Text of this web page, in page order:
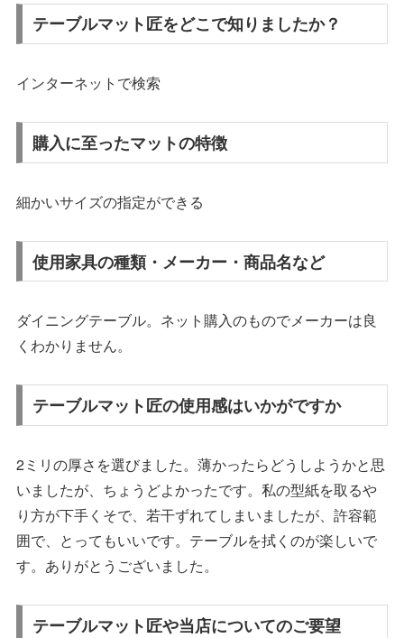
テーブルマット匠をどこで知りましたか？
インターネットで検索
購入に至ったマットの特徴
細かいサイズの指定ができる
使用家具の種類・メーカー・商品名など
ダイニングテーブル。ネット購入のものでメーカーは良
くわかりません。
テーブルマット匠の使用感はいかがですか
2ミリの厚さを選びました。薄かったらどうしようかと思
いましたが、ちょうどよかったです。私の型紙を取るや
り方が下手くそで、若干ずれてしまいましたが、許容範
囲で、とってもいいです。テーブルを拭くのが楽しいで
す。ありがとうございました。
テーブルマット匠や当店についてのご要望